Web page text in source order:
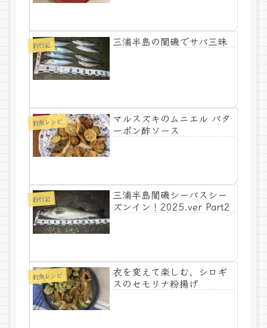
釣行記 三浦半島の闇磯でサバ三昧
釣魚レシピ
マルスズキのムニエル バタ
ーポン酢ソース
釣行記
三浦半島闇磯シーバスシー
ズンイン！2025.ver Part2
釣魚レシピ
衣を変えて楽しむ、シロギ
スのセモリナ粉揚げ